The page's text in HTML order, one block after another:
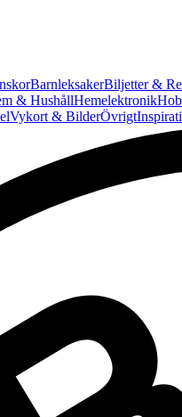
BarnleksakerBiljetter &
& HushållHemelektronik
Vykort & BilderÖvrigt